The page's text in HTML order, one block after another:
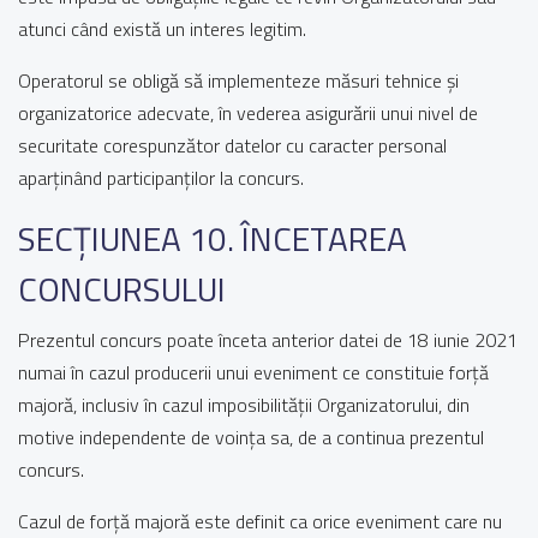
atunci când există un interes legitim.
Operatorul se obligă să implementeze măsuri tehnice și
organizatorice adecvate, în vederea asigurării unui nivel de
securitate corespunzător datelor cu caracter personal
aparținând participanților la concurs.
SECȚIUNEA 10. ÎNCETAREA
CONCURSULUI
Prezentul concurs poate înceta anterior datei de 18 iunie 2021
numai în cazul producerii unui eveniment ce constituie forță
majoră, inclusiv în cazul imposibilității Organizatorului, din
motive independente de voința sa, de a continua prezentul
concurs.
Cazul de forță majoră este definit ca orice eveniment care nu